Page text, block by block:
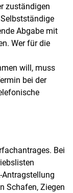
zuständigen
Abgabe mit
Wer für die
will, muss
bei der
Bei
Antragstellung
Schafen, Ziegen